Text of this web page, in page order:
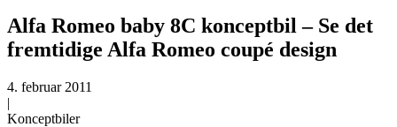
Alfa Romeo baby 8C konceptbil – Se det
fremtidige Alfa Romeo coupé design
4. februar 2011
|
Konceptbiler